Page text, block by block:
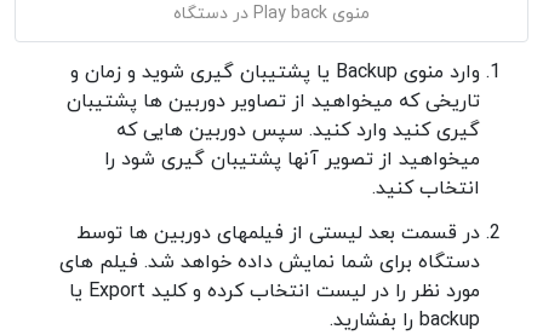
منوی Play back در دستگاه
وارد منوی Backup یا پشتیبان گیری شوید و زمان و
تاریخی که میخواهید از تصاویر دوربین ها پشتیبان
گیری کنید وارد کنید. سپس دوربین هایی که
میخواهید از تصویر آنها پشتیبان گیری شود را
انتخاب کنید.
در قسمت بعد لیستی از فیلمهای دوربین ها توسط
دستگاه برای شما نمایش داده خواهد شد. فیلم های
مورد نظر را در لیست انتخاب کرده و کلید Export یا
backup را بفشارید.